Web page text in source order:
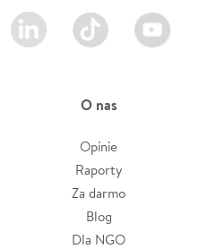
LinkedIn TikTok Youtube
O nas
Opinie
Raporty
Za darmo
Blog
Dla NGO